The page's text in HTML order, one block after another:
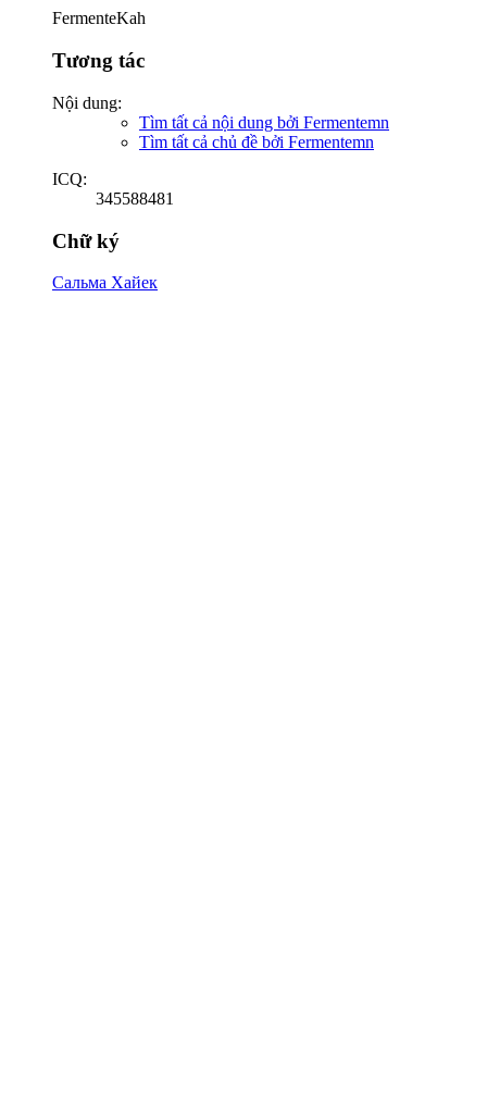
FermenteKah
Tương tác
Nội dung:
Tìm tất cả nội dung bởi Fermentemn
Tìm tất cả chủ đề bởi Fermentemn
ICQ:
345588481
Chữ ký
Сальма Хайек